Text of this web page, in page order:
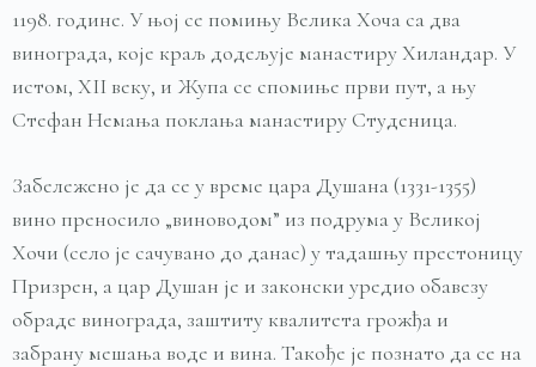
1198. године. У њој се помињу Велика Хоча са два
винограда, које краљ додељује манастиру Хиландар. У
истом, XII веку, и Жупа се спомиње први пут, а њу
Стефан Немања поклања манастиру Студеница.
Забележено је да се у време цара Душана (1331-1355)
вино преносило „виноводом” из подрума у Великој
Хочи (село је сачувано до данас) у тадашњу престоницу
Призрен, а цар Душан је и законски уредио обавезу
обраде винограда, заштиту квалитета грожђа и
забрану мешања воде и вина. Такође је познато да се на